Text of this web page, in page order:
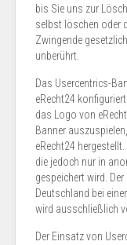
bis Sie uns zur
selbst löschen oder
Zwingende
unberührt.
Das Usercentrics-
eRecht24
das Logo von
Banner
eRecht24
die jedoch nur in
gespeichert wird.
Deutschland bei
wird ausschließlich
Der Einsatz von